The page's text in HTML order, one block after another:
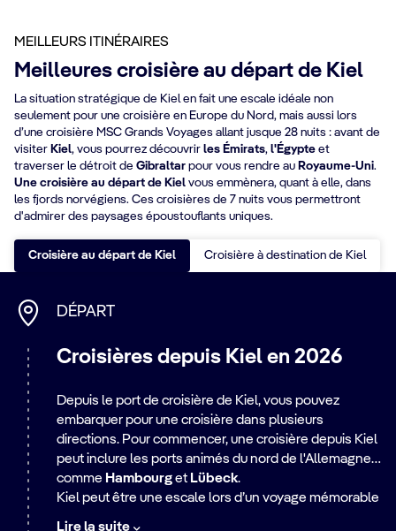
MEILLEURS ITINÉRAIRES
Meilleures croisière au départ de Kiel
La situation stratégique de Kiel en fait une escale idéale non
seulement pour une croisière en Europe du Nord, mais aussi lors
d’une croisière MSC Grands Voyages allant jusque 28 nuits : avant de
visiter Kiel, vous pourrez découvrir les Émirats, l'Égypte et
traverser le détroit de Gibraltar pour vous rendre au Royaume-Uni.
Une croisière au départ de Kiel vous emmènera, quant à elle, dans
les fjords norvégiens. Ces croisières de 7 nuits vous permettront
d'admirer des paysages époustouflants uniques.
Croisière au départ de Kiel Croisière à destination de Kiel
DÉPART
Croisières depuis Kiel en 2026
Depuis le port de croisière de Kiel, vous pouvez
embarquer pour une croisière dans plusieurs
directions. Pour commencer, une croisière depuis Kiel
peut inclure les ports animés du nord de l'Allemagne
comme Hambourget Lübeck.
Kiel peut être une escale lors d’un voyage mémorable
depuis
Southampton
Lire la suite